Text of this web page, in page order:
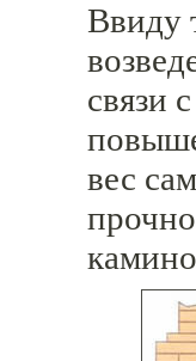
Ввиду
связи
вес